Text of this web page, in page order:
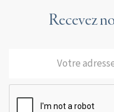
Recevez